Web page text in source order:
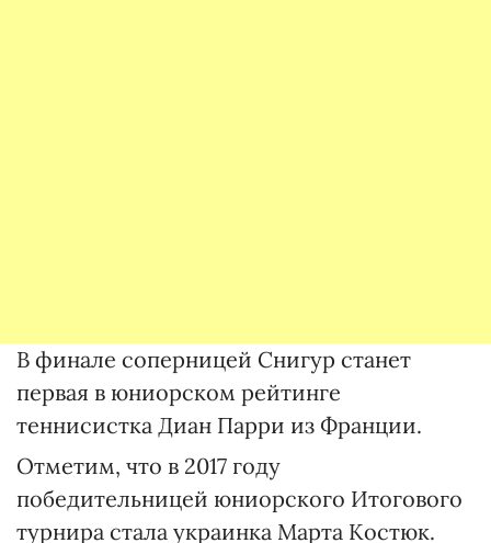
В финале соперницей Снигур станет
первая в юниорском рейтинге
теннисистка Диан Парри из Франции.
Отметим, что в 2017 году
победительницей юниорского Итогового
турнира стала украинка Марта Костюк.